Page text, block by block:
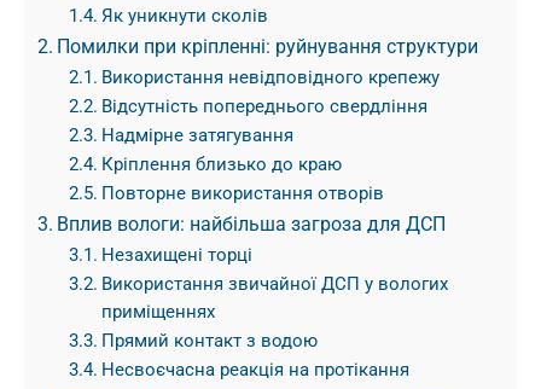
Як уникнути сколів
Помилки при кріпленні: руйнування структури
Використання невідповідного крепежу
Відсутність попереднього свердління
Надмірне затягування
Кріплення близько до краю
Повторне використання отворів
Вплив вологи: найбільша загроза для ДСП
Незахищені торці
Використання звичайної ДСП у вологих
приміщеннях
Прямий контакт з водою
Несвоєчасна реакція на протікання